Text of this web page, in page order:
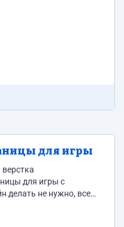
для игры
для игры с
делать не нужно, все